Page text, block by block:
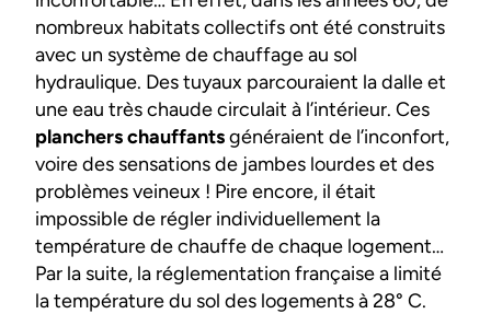
nombreux habitats collectifs ont été construits
avec un système de chauffage au sol
hydraulique. Des tuyaux parcouraient la dalle et
une eau très chaude circulait à l’intérieur. Ces
planchers chauffantsgénéraient de l’inconfort,
voire des sensations de jambes lourdes et des
problèmes veineux ! Pire encore, il était
impossible de régler individuellement la
température de chauffe de chaque logement…
Par la suite, la réglementation française a limité
la température du sol des logements à 28° C.